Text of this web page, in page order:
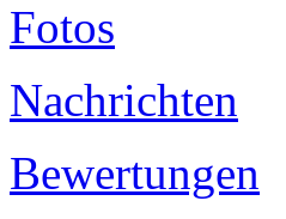
Fotos
Nachrichten
Bewertungen